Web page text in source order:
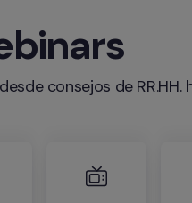
consejos de